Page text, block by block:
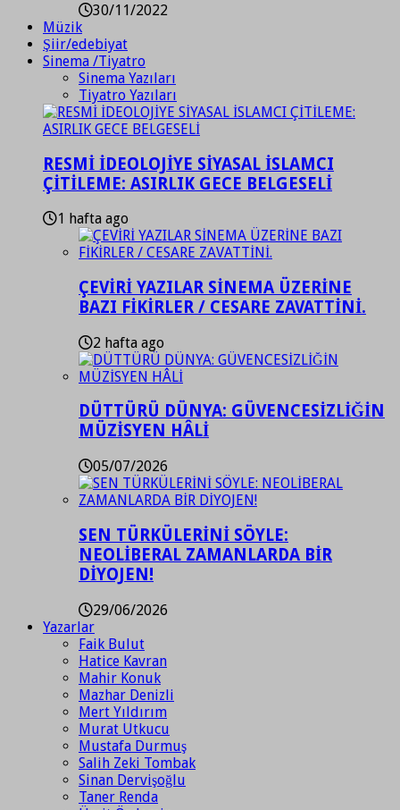
30/11/2022
Müzik
Şiir/edebiyat
Sinema /Tiyatro
Sinema Yazıları
Tiyatro Yazıları
RESMİ İDEOLOJİYE SİYASAL İSLAMCI
ÇİTİLEME: ASIRLIK GECE BELGESELİ
1 hafta ago
ÇEVİRİ YAZILAR SİNEMA ÜZERİNE
BAZI FİKİRLER / CESARE ZAVATTİNİ.
2 hafta ago
DÜTTÜRÜ DÜNYA: GÜVENCESİZLİĞİN
MÜZİSYEN HÂLİ
05/07/2026
SEN TÜRKÜLERİNİ SÖYLE:
NEOLİBERAL ZAMANLARDA BİR
DİYOJEN!
29/06/2026
Yazarlar
Faik Bulut
Hatice Kavran
Mahir Konuk
Mazhar Denizli
Mert Yıldırım
Murat Utkucu
Mustafa Durmuş
Salih Zeki Tombak
Sinan Dervişoğlu
Taner Renda